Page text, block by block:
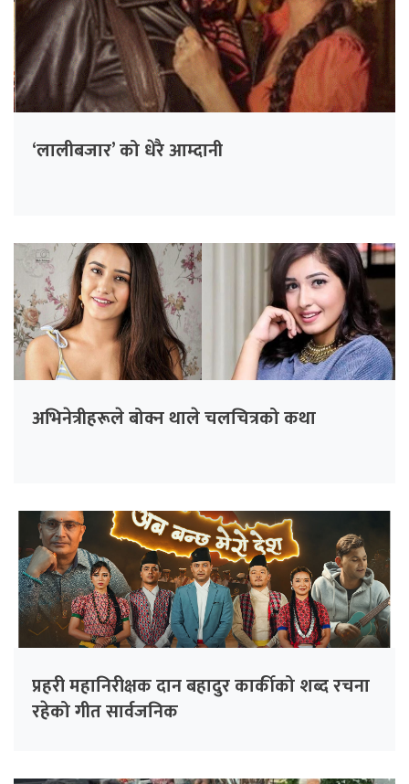
‘लालीबजार’ को धेरै आम्दानी
अभिनेत्रीहरूले बोक्न थाले चलचित्रको कथा
प्रहरी महानिरीक्षक दान बहादुर कार्कीको शब्द रचना
रहेको गीत सार्वजनिक